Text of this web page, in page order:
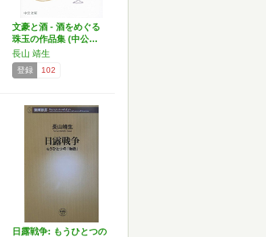
文豪と酒 - 酒をめぐる
珠玉の作品集 (中公…
長山 靖生
登録 102
日露戦争: もうひとつの